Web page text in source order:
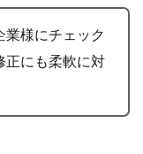
業様にチェック
正にも柔軟に対